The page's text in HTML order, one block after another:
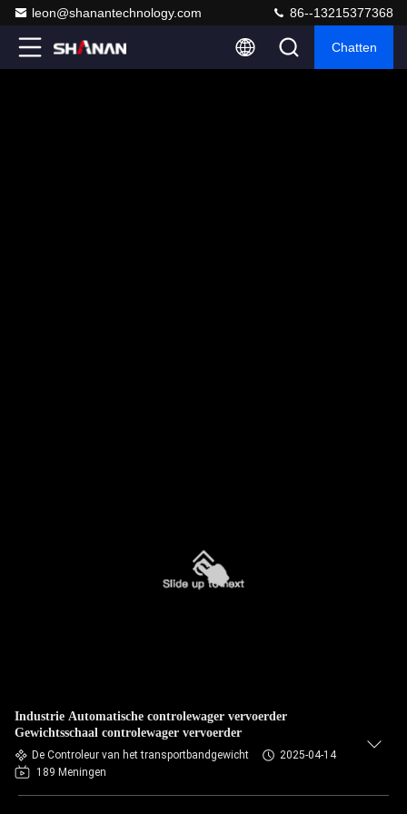
leon@shanantechnology.com 86--13215377368
Chatten
Industrie Automatische controlewager vervoerder
Gewichtsschaal controlewager vervoerder
De Controleur van het transportbandgewicht
2025-04-14
189 Meningen